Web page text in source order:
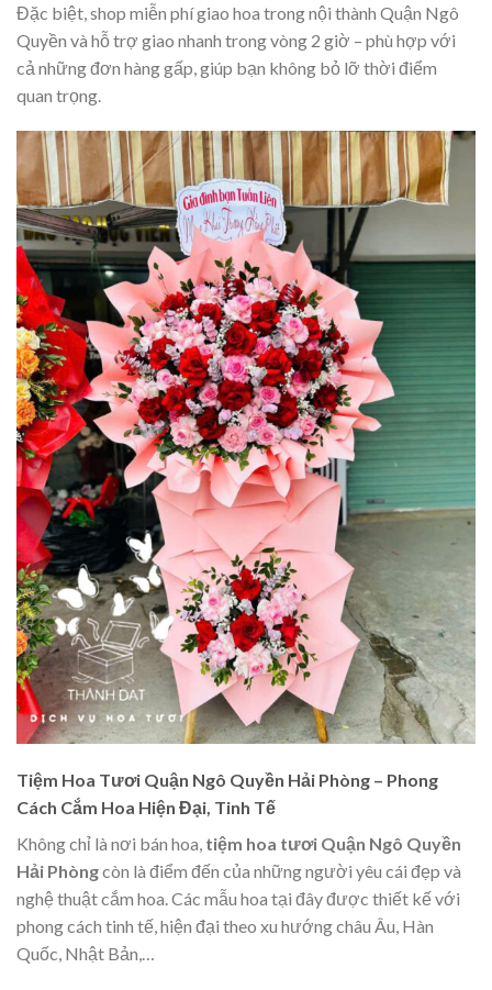
Đặc biệt, shop miễn phí giao hoa trong nội thành Quận Ngô
Quyền và hỗ trợ giao nhanh trong vòng 2 giờ – phù hợp với
cả những đơn hàng gấp, giúp bạn không bỏ lỡ thời điểm
quan trọng.
Tiệm Hoa Tươi Quận Ngô Quyền Hải Phòng – Phong
Cách Cắm Hoa Hiện Đại, Tinh Tế
Không chỉ là nơi bán hoa, tiệm hoa tươi Quận Ngô Quyền
Hải Phòngcòn là điểm đến của những người yêu cái đẹp và
nghệ thuật cắm hoa. Các mẫu hoa tại đây được thiết kế với
phong cách tinh tế, hiện đại theo xu hướng châu Âu, Hàn
Quốc, Nhật Bản,…